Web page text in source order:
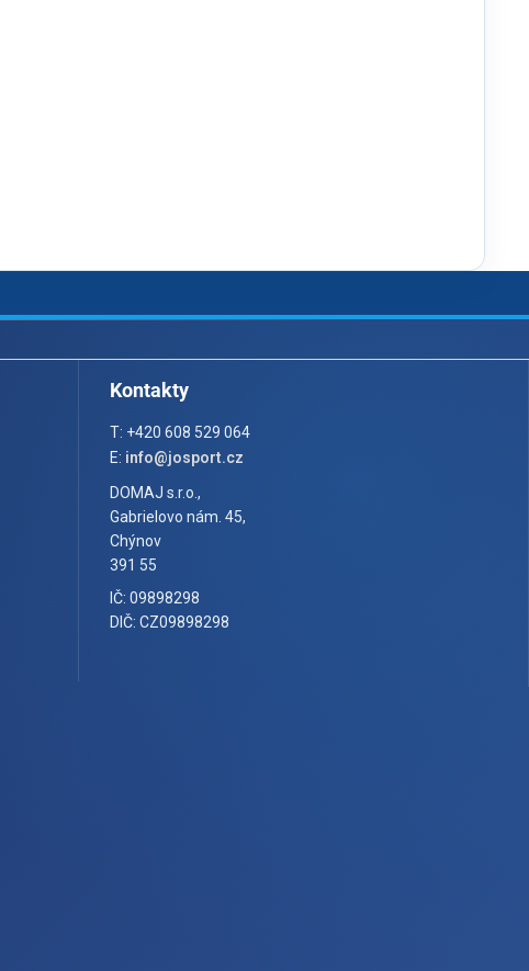
Kontakty
T: +420 608 529 064
E: info@josport.cz
DOMAJ s.r.o.,
Gabrielovo nám. 45,
Chýnov
391 55
IČ: 09898298
DIČ: CZ09898298